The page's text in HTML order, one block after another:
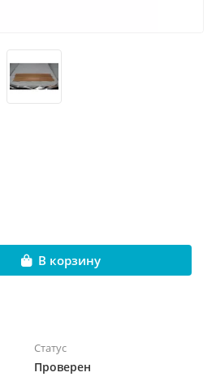
В корзину
Статус
Проверен